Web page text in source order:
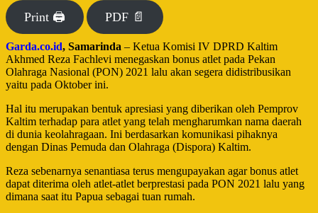
Print 🖨 PDF 📄
Garda.co.id, Samarinda – Ketua Komisi IV DPRD Kaltim
Akhmed Reza Fachlevi menegaskan bonus atlet pada Pekan
Olahraga Nasional (PON) 2021 lalu akan segera didistribusikan
yaitu pada Oktober ini.
Hal itu merupakan bentuk apresiasi yang diberikan oleh Pemprov
Kaltim terhadap para atlet yang telah mengharumkan nama daerah
di dunia keolahragaan. Ini berdasarkan komunikasi pihaknya
dengan Dinas Pemuda dan Olahraga (Dispora) Kaltim.
Reza sebenarnya senantiasa terus mengupayakan agar bonus atlet
dapat diterima oleh atlet-atlet berprestasi pada PON 2021 lalu yang
dimana saat itu Papua sebagai tuan rumah.